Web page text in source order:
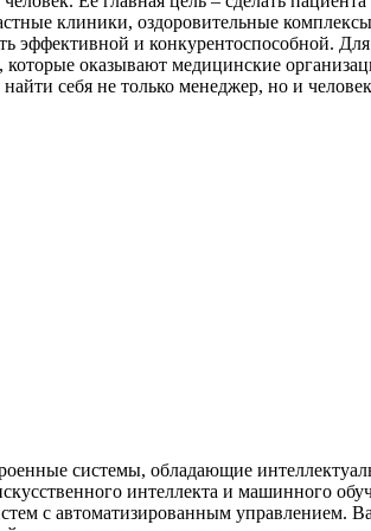
клиники, оздоровительные
эффективной и конкурентоспособной.
оказывают медицинские
себя не только менеджер, но и
системы, обладающие
интеллекта и машинного
с автоматизированным управлением.